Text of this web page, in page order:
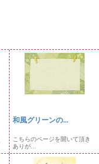
和風グリーンの...
こちらのページを開いて頂き
ありが...